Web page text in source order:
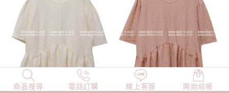
商品搜尋 電話訂購 線上客服 開始結帳
NEW 店長精選 TOP100 小編穿搭